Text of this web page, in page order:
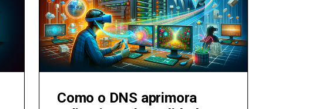
Como o DNS aprimora